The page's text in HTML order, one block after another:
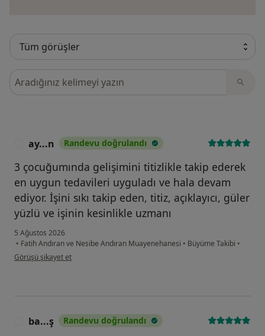
Görüşler içerisinde ara
ay...n Randevu doğrulandı
3 çocuğumında gelişimini titizlikle takip ederek
en uygun tedavileri uyguladı ve hala devam
ediyor. İşini sıkı takip eden, titiz, açıklayıcı, güler
yüzlü ve işinin kesinlikle uzmanı
5 Ağustos 2026
• Fatih Andıran ve Nesibe Andıran Muayenehanesi • Büyüme Takibi •
kullanıcının görüşüne göre ay...n
Görüşü şikayet et
ba...ş Randevu doğrulandı